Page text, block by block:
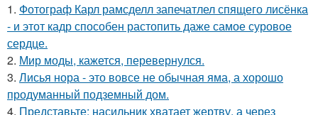
1. Фотограф Карл рамсделл запечатлел спящего лисёнка
- и этот кадр способен растопить даже самое суровое
сердце.
2. Мир моды, кажется, перевернулся.
3. Лисья нора - это вовсе не обычная яма, а хорошо
продуманный подземный дом.
4. Представьте: насильник хватает жертву, а через